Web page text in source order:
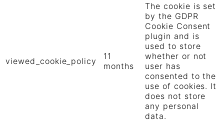
viewed_cookie_policy
11
months
The cookie is set
by the GDPR
Cookie Consent
plugin and is
used to store
whether or not
user has
consented to the
use of cookies. It
does not store
any personal
data.